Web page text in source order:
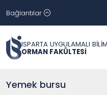
Bağlantılar
ISPARTA UYGULAMALI
ORMAN FAKÜLTESİ
Yemek bursu